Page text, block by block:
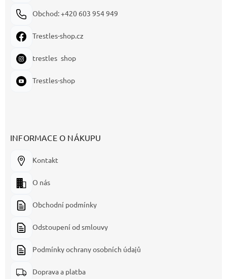
Obchod: +420 603 954 949
Trestles-shop.cz
trestles_shop
Trestles-shop
INFORMACE O NÁKUPU
Kontakt
O nás
Obchodní podmínky
Odstoupení od smlouvy
Podmínky ochrany osobních údajů
Doprava a platba